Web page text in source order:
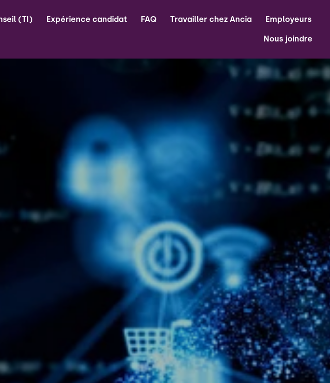
(TI) Expérience candidat FAQ Travailler chez Ancia Employeurs
Nous joindre